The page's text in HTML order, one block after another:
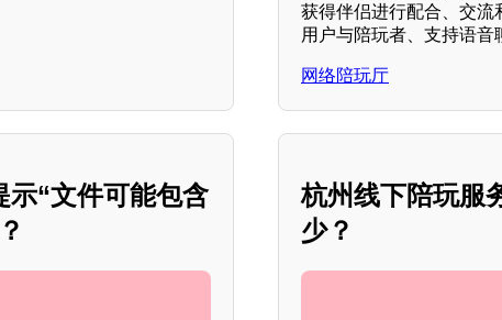
获得伴侣进行配合、交流
用户与陪玩者、支持语
网络陪玩厅
示“文件可能包含
杭州线下陪玩服
少？